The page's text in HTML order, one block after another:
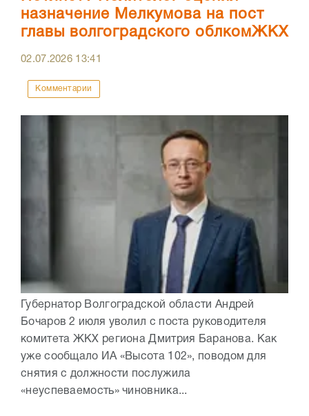
назначение Мелкумова на пост
главы волгоградского облкомЖКХ
02.07.2026 13:41
Комментарии
Губернатор Волгоградской области Андрей
Бочаров 2 июля уволил с поста руководителя
комитета ЖКХ региона Дмитрия Баранова. Как
уже сообщало ИА «Высота 102», поводом для
снятия с должности послужила
«неуспеваемость» чиновника...